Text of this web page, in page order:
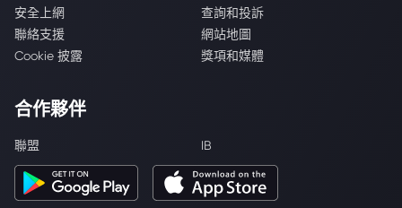
安全上網
查詢和投訴
聯絡支援
網站地圖
Cookie 披露
獎項和媒體
合作夥伴
聯盟 IB